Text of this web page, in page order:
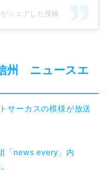
シェアした投稿
州 ニュースエ
サーカスの模様が放送
「news every」内